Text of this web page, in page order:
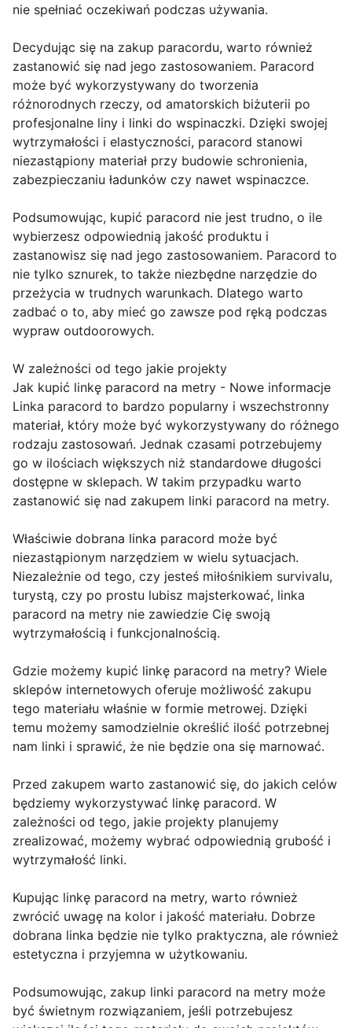
nie spełniać oczekiwań podczas używania.
Decydując się na zakup paracordu, warto również
zastanowić się nad jego zastosowaniem. Paracord
może być wykorzystywany do tworzenia
różnorodnych rzeczy, od amatorskich biżuterii po
profesjonalne liny i linki do wspinaczki. Dzięki swojej
wytrzymałości i elastyczności, paracord stanowi
niezastąpiony materiał przy budowie schronienia,
zabezpieczaniu ładunków czy nawet wspinaczce.
Podsumowując, kupić paracord nie jest trudno, o ile
wybierzesz odpowiednią jakość produktu i
zastanowisz się nad jego zastosowaniem. Paracord to
nie tylko sznurek, to także niezbędne narzędzie do
przeżycia w trudnych warunkach. Dlatego warto
zadbać o to, aby mieć go zawsze pod ręką podczas
wypraw outdoorowych.
W zależności od tego jakie projekty
Jak kupić linkę paracord na metry - Nowe informacje
Linka paracord to bardzo popularny i wszechstronny
materiał, który może być wykorzystywany do różnego
rodzaju zastosowań. Jednak czasami potrzebujemy
go w ilościach większych niż standardowe długości
dostępne w sklepach. W takim przypadku warto
zastanowić się nad zakupem linki paracord na metry.
Właściwie dobrana linka paracord może być
niezastąpionym narzędziem w wielu sytuacjach.
Niezależnie od tego, czy jesteś miłośnikiem survivalu,
turystą, czy po prostu lubisz majsterkować, linka
paracord na metry nie zawiedzie Cię swoją
wytrzymałością i funkcjonalnością.
Gdzie możemy kupić linkę paracord na metry? Wiele
sklepów internetowych oferuje możliwość zakupu
tego materiału właśnie w formie metrowej. Dzięki
temu możemy samodzielnie określić ilość potrzebnej
nam linki i sprawić, że nie będzie ona się marnować.
Przed zakupem warto zastanowić się, do jakich celów
będziemy wykorzystywać linkę paracord. W
zależności od tego, jakie projekty planujemy
zrealizować, możemy wybrać odpowiednią grubość i
wytrzymałość linki.
Kupując linkę paracord na metry, warto również
zwrócić uwagę na kolor i jakość materiału. Dobrze
dobrana linka będzie nie tylko praktyczna, ale również
estetyczna i przyjemna w użytkowaniu.
Podsumowując, zakup linki paracord na metry może
być świetnym rozwiązaniem, jeśli potrzebujesz